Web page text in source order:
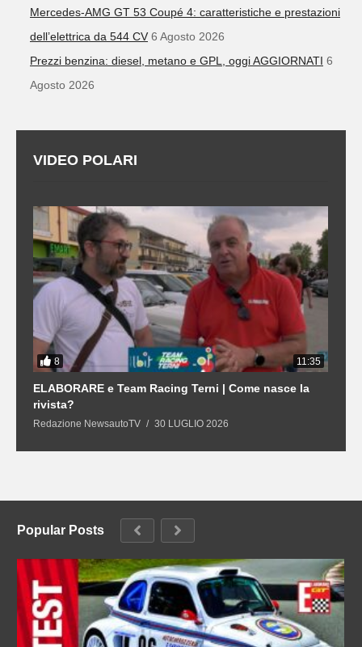
Mercedes-AMG GT 53 Coupé 4: caratteristiche e prestazioni
dell’elettrica da 544 CV 6 Agosto 2026
Prezzi benzina: diesel, metano e GPL, oggi AGGIORNATI 6
Agosto 2026
VIDEO POLARI
8 11:35
ELABORARE e Team Racing Terni | Come nasce la
rivista?
Redazione NewsautoTV 30 LUGLIO 2026
Popular Posts